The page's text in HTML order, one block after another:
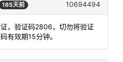
185天前 10694494
证，验证码2806，切勿将验证
有效期15分钟。